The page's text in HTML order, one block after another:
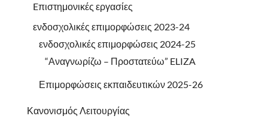
Eπιστημονικές εργασίες
ενδοσχολικές επιμορφώσεις 2023-24
ενδοσχολικές επιμορφώσεις 2024-25
“Αναγνωρίζω – Προστατεύω” ELIZA
Επιμορφώσεις εκπαιδευτικών 2025-26
Κανονισμός Λειτουργίας